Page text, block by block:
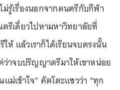
ม่รู้เรื่องนอกจากดนตรีกับกีฬา
ตรีเดี๋ยวไปหามหาวิทยาลัยที่
แล้วเราก็ได้เรียนจบตรงนั้น
ว่าจบปริญญาตรีมาให้เขาหน่อย
ม่เข้าใจ” คัตโตะแซวว่า “ทุก